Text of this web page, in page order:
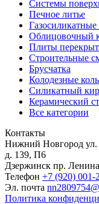
Системы
Печное литье
Газосиликатные
Облицовочный
Плиты
Строительные
Брусчатка
Колодезные
Силикатный
Керамический
Все категории
Контакты
Нижний Новгород
д. 139, П6
Дзержинск пр.
Телефон +7 (920) 001-
Эл. почта
Политика